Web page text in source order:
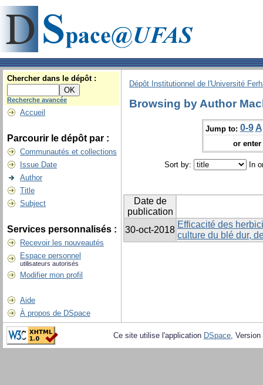
Chercher dans le dépôt :
Recherche avancée
Accueil
Parcourir le dépôt par :
Communautés et collections
Issue Date
Author
Title
Subject
Services personnalisés :
Recevoir les nouveautés
Espace personnel
utilisateurs autorisés
Modifier mon profil
Aide
À propos de DSpace
Dépôt Institutionnel de l'Université
Browsing by Author
Jump to: 0-9 A
or
Sort by: In
Date de
publication
30-oct-2018
Efficacité des
culture du blé dur,
Ce site utilise l'application DSpace,